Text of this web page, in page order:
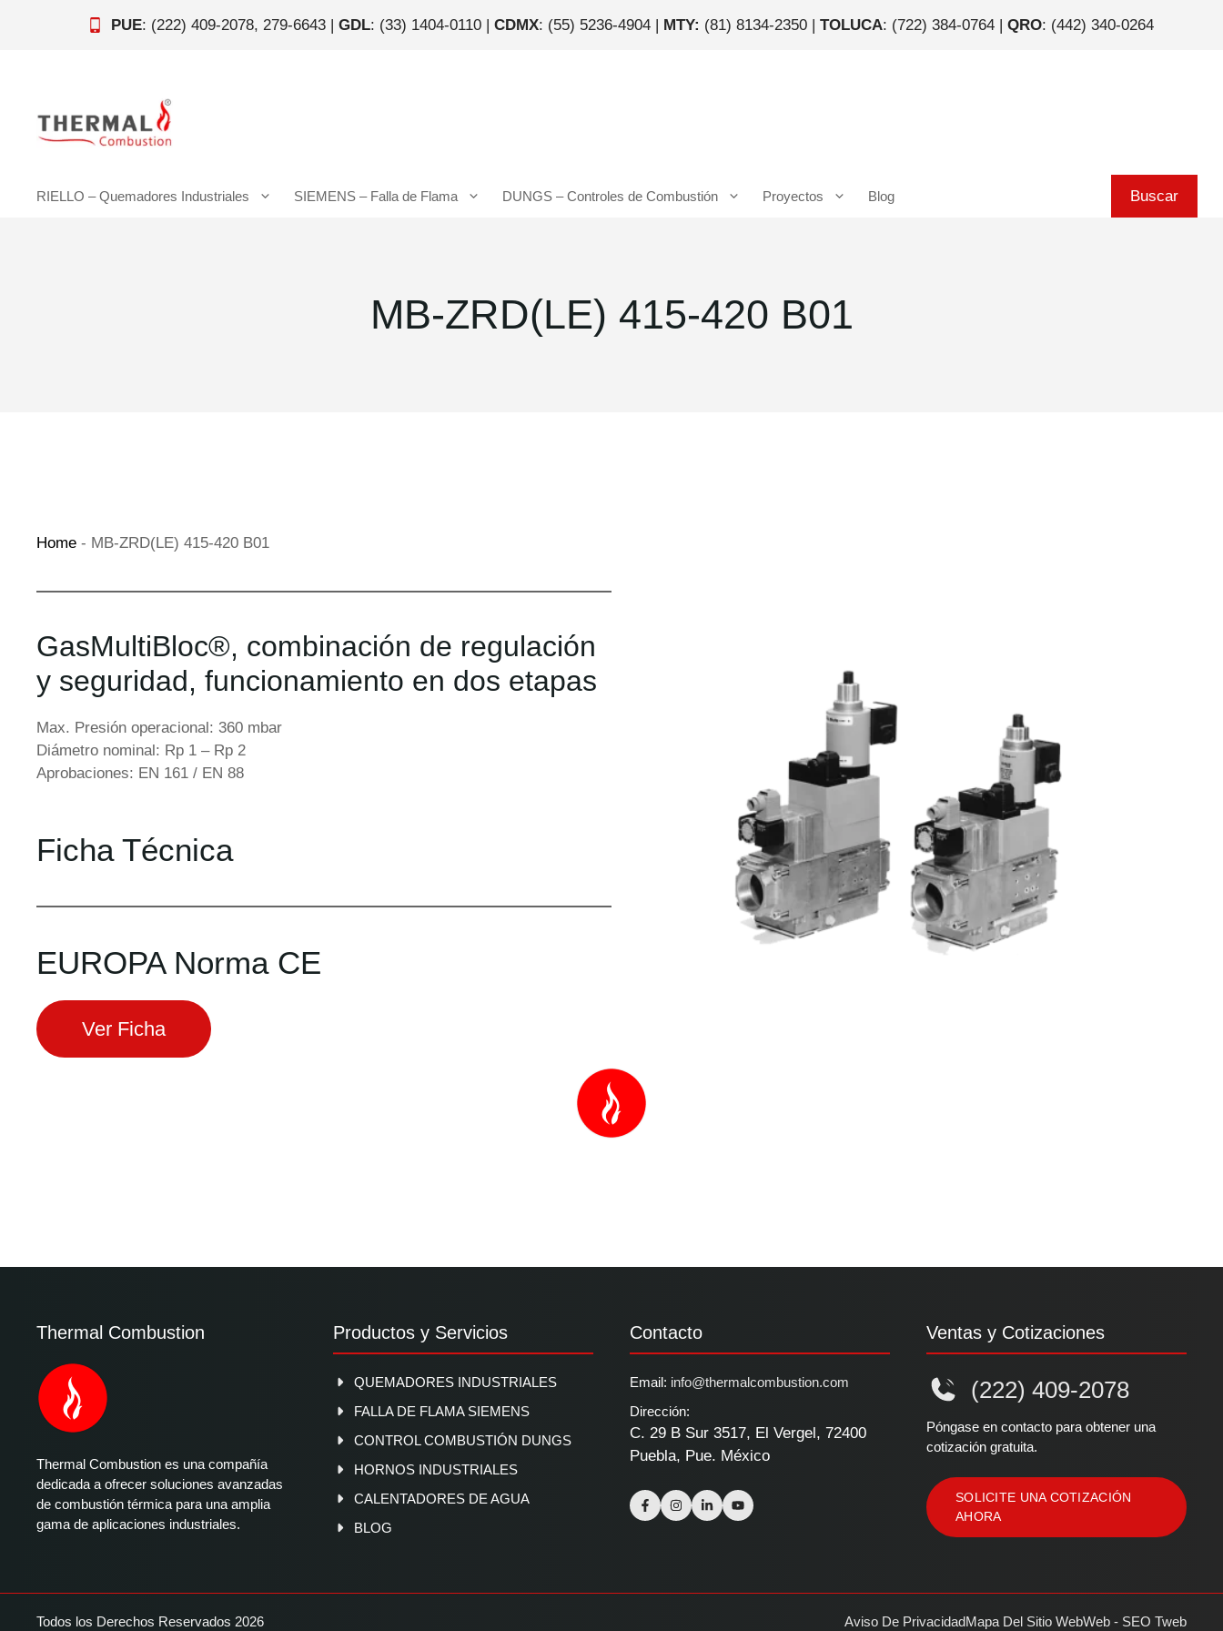
PUE: (222) 409-2078, 279-6643 | GDL: (33) 1404-0110 | CDMX: (55) 5236-4904 | MTY: (81) 8134-2350 | TOLUCA: (722) 384-0764 | QRO: (442) 340-0264
RIELLO – Quemadores Industriales SIEMENS – Falla de Flama DUNGS – Controles de Combustión Proyectos Blog Buscar
MB-ZRD(LE) 415-420 B01
Home - MB-ZRD(LE) 415-420 B01
GasMultiBloc®️, combinación de regulación
y seguridad, funcionamiento en dos etapas
Max. Presión operacional: 360 mbar
Diámetro nominal: Rp 1 – Rp 2
Aprobaciones: EN 161 / EN 88
Ficha Técnica
EUROPA Norma CE
Ver Ficha
Thermal Combustion
Thermal Combustion es una compañía
dedicada a ofrecer soluciones avanzadas
de combustión térmica para una amplia
gama de aplicaciones industriales.
Productos y Servicios
QUEMADORES INDUSTRIALES
FALLA DE FLAMA SIEMENS
CONTROL COMBUSTIÓN DUNGS
HORNOS INDUSTRIALES
CALENTADORES DE AGUA
BLOG
Contacto
Email: info@thermalcombustion.com
Dirección:
C. 29 B Sur 3517, El Vergel, 72400
Puebla, Pue. México
Ventas y Cotizaciones
(222) 409-2078
Póngase en contacto para obtener una
cotización gratuita.
SOLICITE UNA COTIZACIÓN
AHORA
Todos los Derechos Reservados 2026 Aviso De PrivacidadMapa Del Sitio WebWeb - SEO Tweb